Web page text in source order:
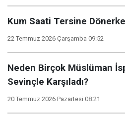
Kum Saati Tersine
22 Temmuz 2026 Çarşamba 09:52
Neden Birçok Müslüman
Sevinçle Karşıladı?
20 Temmuz 2026 Pazartesi 08:21